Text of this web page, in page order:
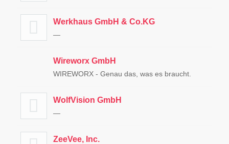
Werkhaus GmbH & Co.KG
—
Wireworx GmbH
WIREWORX - Genau das, was es braucht.
WolfVision GmbH
—
ZeeVee, Inc.